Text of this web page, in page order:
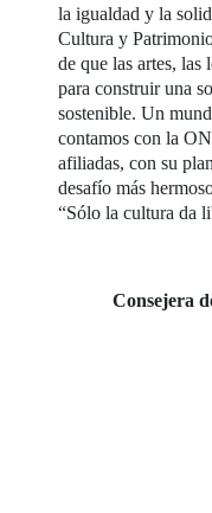
la igualdad y la
Cultura y
de que las artes, las
para construir una
sostenible. Un
contamos con la
afiliadas, con su
desafío más
“Sólo la cultura da
Consejera